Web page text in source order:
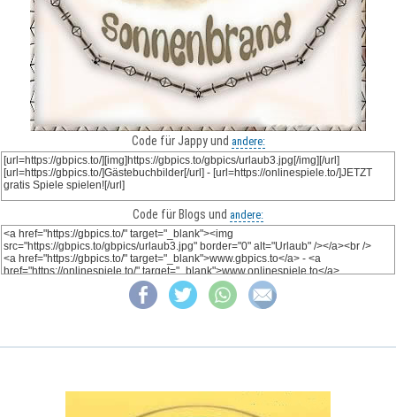
Code für Jappy und andere:
Code für Blogs und andere: